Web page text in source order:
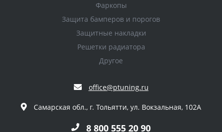
Фаркопы
Защита бамперов и порогов
Защитные накладки
Решетки радиатора
Другое
office@ptuning.ru
Самарская обл., г. Тольятти, ул. Вокзальная, 102А
8 800 555 20 90